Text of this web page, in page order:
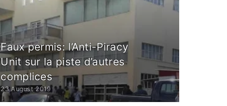
Faux permis: l’Anti-Piracy
Unit sur la piste d’autres
complices
23 August 2019